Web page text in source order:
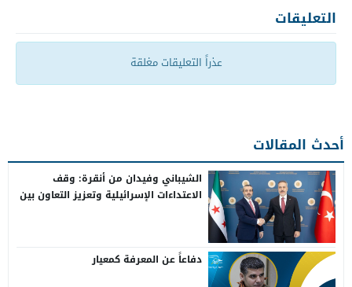
التعليقات
عذراً التعليقات مغلقة
أحدث المقالات
الشيباني وفيدان من أنقرة: وقف
الاعتداءات الإسرائيلية وتعزيز التعاون بين
دفاعاً عن المعرفة كمعيار